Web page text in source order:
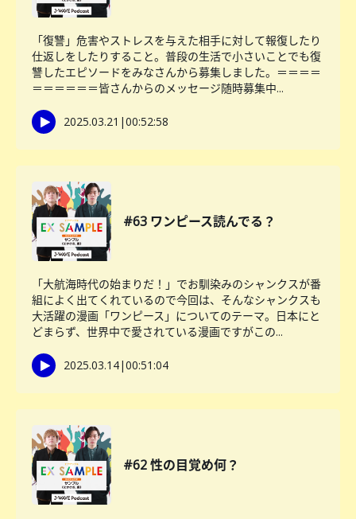
「復讐」危害やストレスを与えた相手に対して報復したり
仕返しをしたりすること。普段の生活で小さいことでも復
讐したエピソードをみなさんから募集しました。＝＝＝＝
＝＝＝＝＝＝皆さんからのメッセージ随時募集中...
2025.03.21 |00:52:58
#63 ワンピース読んでる？
「大航海時代の始まりだ！」でお馴染みのシャンクスが番
組によく出てくれているので今回は、そんなシャンクスも
大活躍の漫画「ワンピース」についてのテーマ。日本にと
どまらず、世界中で愛されている漫画ですがこの...
2025.03.14|00:51:04
#62 性の目覚め何？